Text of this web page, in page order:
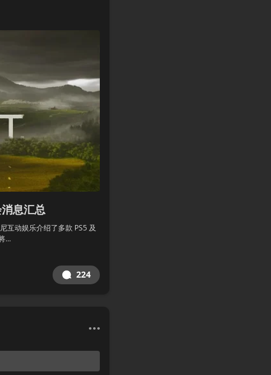
息汇总
互动娱乐介绍了多款 PS5 及
...
224